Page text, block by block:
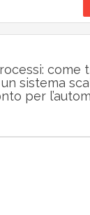
come
sistema
per